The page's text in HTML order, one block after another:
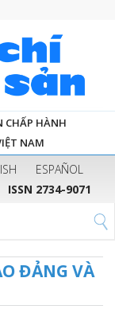
CHẤP HÀNH
NAM
ESPAÑOL
ISSN 2734-9071
ĐẢNG VÀ